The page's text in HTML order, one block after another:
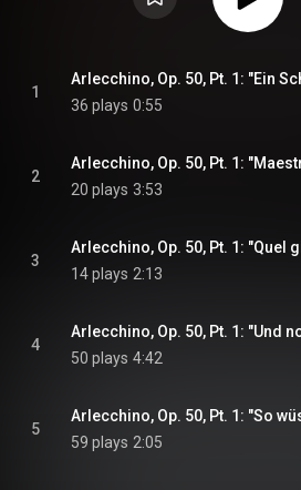
1
36 plays 0:55
2
20 plays 3:53
3
14 plays 2:13
4
50 plays 4:42
5
59 plays 2:05